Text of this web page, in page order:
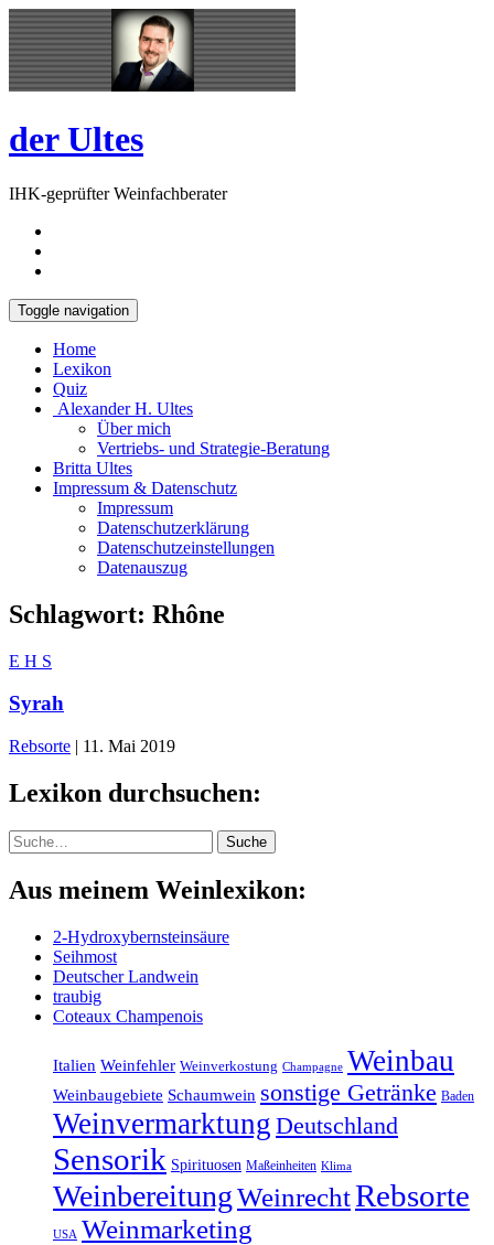
Skip
to
content
Open
Sidebar
der Ultes
IHK-geprüfter Weinfachberater
Toggle navigation
Home
Lexikon
Quiz
Alexander H. Ultes
Über mich
Vertriebs- und Strategie-Beratung
Britta Ultes
Impressum & Datenschutz
Impressum
Datenschutzerklärung
Datenschutzeinstellungen
Datenauszug
Schlagwort: Rhône
E H S
Syrah
Rebsorte | 11. Mai 2019
Lexikon durchsuchen:
Suche Suche
Aus meinem Weinlexikon:
2-Hydroxybernsteinsäure
Seihmost
Deutscher Landwein
traubig
Coteaux Champenois
Italien Weinfehler Weinverkostung Champagne Weinbau
Weinbaugebiete Schaumwein sonstige Getränke Baden
Weinvermarktung Deutschland
Sensorik Spirituosen Maßeinheiten Klima
WeinbereitungWeinrechtRebsorte
USA Weinmarketing